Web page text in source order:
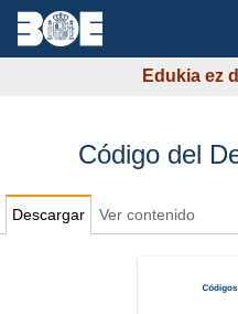
Edukia ez
Código del
Descargar Ver contenido